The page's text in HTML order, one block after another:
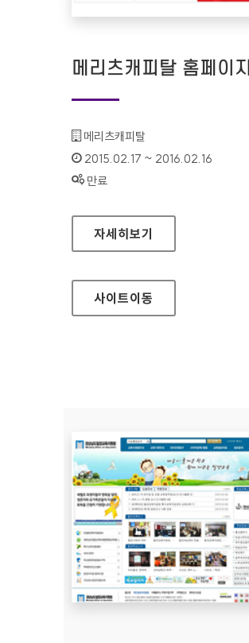
메리츠캐피탈 홈페이지
기관명 :
메리츠캐피탈
인증기간 :
2015.02.17 ~ 2016.02.16
상태 :
만료
메리츠캐피탈 홈페이지
자세히보기
사이트이동